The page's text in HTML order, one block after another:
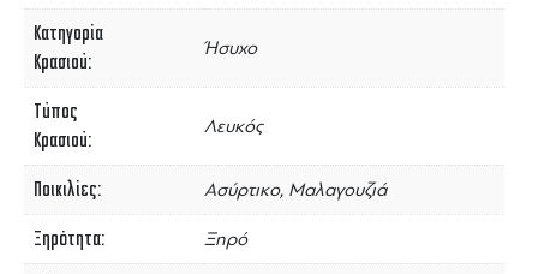
Κατηγορία
Κρασιού
Ήσυχο
Τύπος
Κρασιού
Λευκός
Ποικιλίες Ασύρτικο, Μαλαγουζιά
Ξηρότητα Ξηρό